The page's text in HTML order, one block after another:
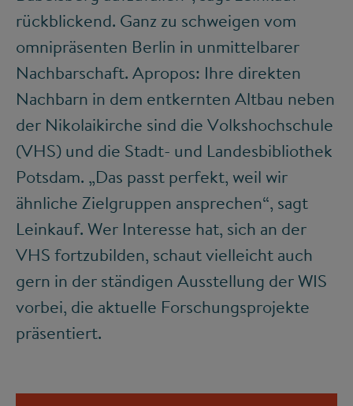
rückblickend. Ganz zu schweigen vom
omnipräsenten Berlin in unmittelbarer
Nachbarschaft. Apropos: Ihre direkten
Nachbarn in dem entkernten Altbau neben
der Nikolaikirche sind die Volkshochschule
(VHS) und die Stadt- und Landesbibliothek
Potsdam. „Das passt perfekt, weil wir
ähnliche Zielgruppen ansprechen“, sagt
Leinkauf. Wer Interesse hat, sich an der
VHS fortzubilden, schaut vielleicht auch
gern in der ständigen Ausstellung der WIS
vorbei, die aktuelle Forschungsprojekte
präsentiert.